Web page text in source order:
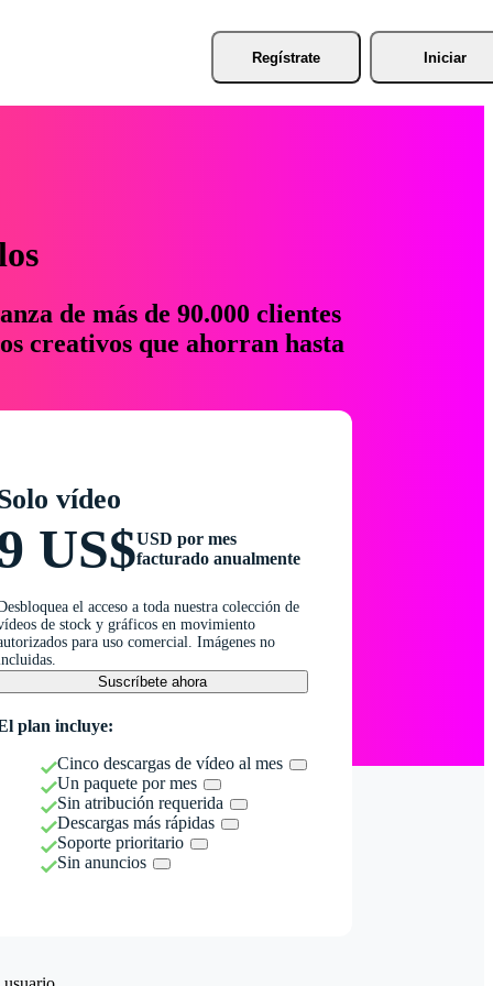
Regístrate Iniciar
de más de 90.000 clientes
creativos que ahorran hasta
vídeo
US$USD por mes
facturado anualmente
el acceso a toda nuestra colección de
de stock y gráficos en movimiento
para uso comercial. Imágenes no
Suscríbete ahora
plan incluye:
Cinco descargas de vídeo al mes
Un paquete por mes
Sin atribución requerida
Descargas más rápidas
Soporte prioritario
Sin anuncios